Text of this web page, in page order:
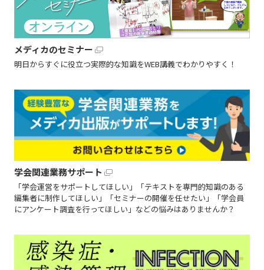
メディカのセミナー
明日からすぐに役立つ実際的な知識をWEB講義でわかりやすく！
学会関連業務サポート
「学会運営をサポートしてほしい」「テキストを専門的知識のある
編集者に制作してほしい」「セミナーの開催を任せたい」「学会員
にアンケート調査を行ってほしい」などの悩みはありませんか？